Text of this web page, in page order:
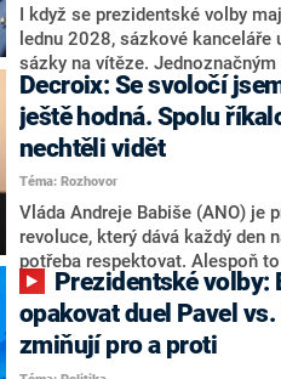
Zdeněk Nytra redakci řekl, že
některých senátorů z klubu a
nepřítel, ale soupeř.
I když se prezidentské volby
lednu 2028, sázkové
sázky na vítěze.
hlava státu Petr Pavel. Daleko
zmiňují dva výrazné politiky
Andreje Babiše a ministra
Oblíbeným tipem samotných
Motoristy Filip Turek. Politolog
o případné kandidatuře
značně pochybuje. Podle něj
nemá osobu, která by Pavlovi
Decroix: Se svoločí
ještě hodná. Spolu
nechtěli vidět
Téma: Rozhovor
Vláda Andreje Babiše (ANO) je
revoluce, který dává každý den
potřeba respektovat. Alespoň
ministryně spravedlnosti ODS
rozhovoru pro CNN Prima
ohledně politického výkonu
Tejce (za ANO) či vládní
opakovat duel Pavel
zmiňují pro a proti